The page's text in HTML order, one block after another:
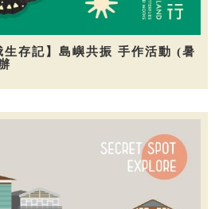
生存記】島嶼共振 手作活動 (暑